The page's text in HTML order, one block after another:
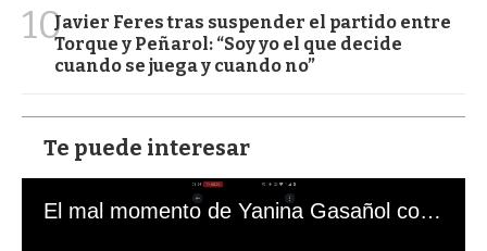
10Javier Feres tras suspender el partido entre
Torque y Peñarol: “Soy yo el que decide
cuando se juega y cuando no”
Te puede interesar
El mal momento de Yanina Gasañol con un hincha argentino en "Subrayado"